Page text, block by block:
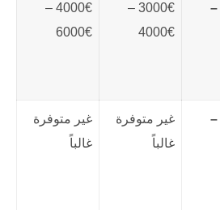
1500€ –
3000€ –
4000€
4000€ –
6000€
4500€ –
غير متوفرة
غالباً
غير متوفرة
غالباً